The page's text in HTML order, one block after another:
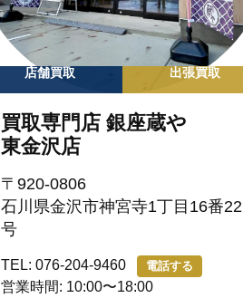
店舗買取 出張買取
買取専門店 銀座蔵や
東金沢店
〒920-0806
石川県金沢市神宮寺1丁目16番22
号
TEL: 076-204-9460 電話する
営業時間: 10:00〜18:00